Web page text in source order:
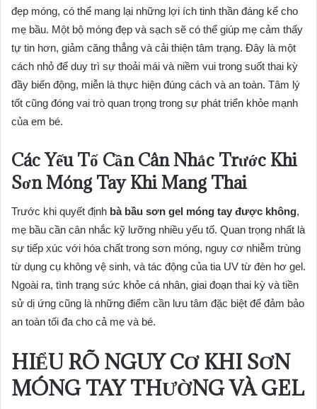
đẹp móng, có thể mang lại những lợi ích tinh thần đáng kể cho
mẹ bầu. Một bộ móng đẹp và sạch sẽ có thể giúp mẹ cảm thấy
tự tin hơn, giảm căng thẳng và cải thiện tâm trạng. Đây là một
cách nhỏ để duy trì sự thoải mái và niềm vui trong suốt thai kỳ
đầy biến động, miễn là thực hiện đúng cách và an toàn. Tâm lý
tốt cũng đóng vai trò quan trọng trong sự phát triển khỏe mạnh
của em bé.
Các Yếu Tố Cần Cân Nhắc Trước Khi
Sơn Móng Tay Khi Mang Thai
Trước khi quyết định bà bầu sơn gel móng tay được không,
mẹ bầu cần cân nhắc kỹ lưỡng nhiều yếu tố. Quan trọng nhất là
sự tiếp xúc với hóa chất trong sơn móng, nguy cơ nhiễm trùng
từ dụng cụ không vệ sinh, và tác động của tia UV từ đèn hơ gel.
Ngoài ra, tình trạng sức khỏe cá nhân, giai đoạn thai kỳ và tiền
sử dị ứng cũng là những điểm cần lưu tâm đặc biệt để đảm bảo
an toàn tối đa cho cả mẹ và bé.
HIỂU RÕ NGUY CƠ KHI SƠN
MÓNG TAY THƯỜNG VÀ GEL